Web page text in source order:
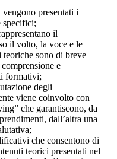
presentati i
specifici;
il
il volto, la voce e le
sono di breve
e
formativi;
degli
viene coinvolto con
che garantiscono, da
dall’altra una
che consentono di
teorici presentati nel